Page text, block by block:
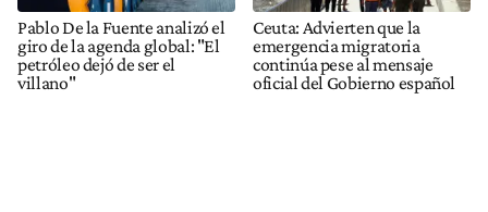
Pablo De la Fuente analizó el
giro de la agenda global: "El
petróleo dejó de ser el
villano"
Ceuta: Advierten que la
emergencia migratoria
continúa pese al mensaje
oficial del Gobierno español